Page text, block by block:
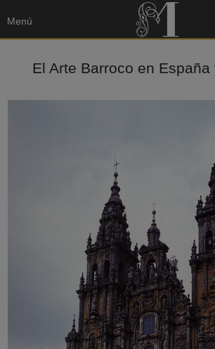
Menú
El Arte Barroco en España